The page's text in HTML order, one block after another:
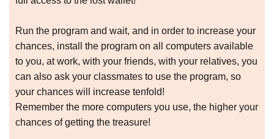
Run the program and wait, and in order to increase your
chances, install the program on all computers available
to you, at work, with your friends, with your relatives, you
can also ask your classmates to use the program, so
your chances will increase tenfold!
Remember the more computers you use, the higher your
chances of getting the treasure!